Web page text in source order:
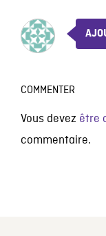
COMMENTER
Vous devez être
commentaire.